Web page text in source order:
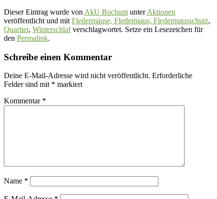
Dieser Eintrag wurde von AkU Bochum unterAktionen
veröffentlicht und mit Fledermäuse, Fledermaus, Fledermausschutz,
Quartier, Winterschlafverschlagwortet. Setze ein Lesezeichen für
den Permalink.
Schreibe einen Kommentar
Deine E-Mail-Adresse wird nicht veröffentlicht. Erforderliche
Felder sind mit * markiert
Kommentar *
Name *